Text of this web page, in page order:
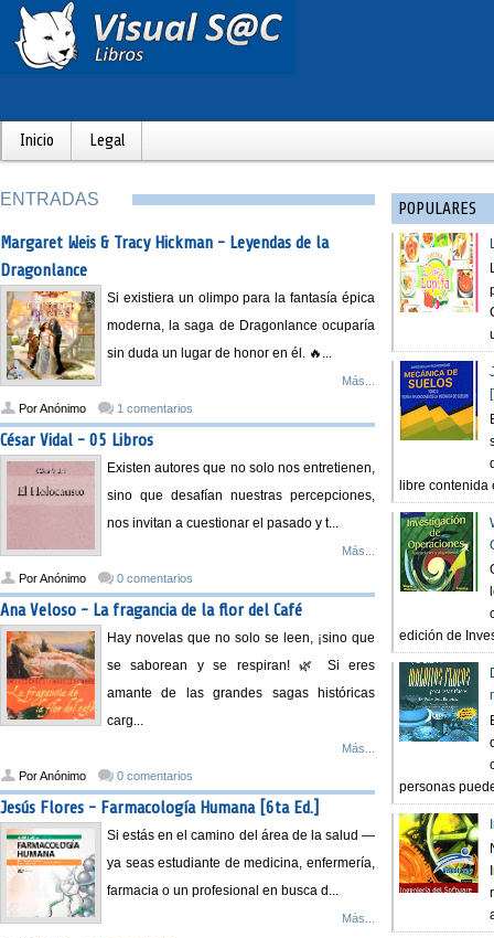
Inicio Legal
ENTRADAS
Margaret Weis & Tracy Hickman - Leyendas de la
Dragonlance
Si existiera un olimpo para la fantasía épica
moderna, la saga de Dragonlance ocuparía
sin duda un lugar de honor en él. 🔥...
Más...
PorAnónimo 1 comentarios
César Vidal - 05 Libros
Existen autores que no solo nos entretienen,
sino que desafían nuestras percepciones,
nos invitan a cuestionar el pasado y t...
Más...
PorAnónimo 0 comentarios
Ana Veloso - La fragancia de la flor del Café
Hay novelas que no solo se leen, ¡sino que
se saborean y se respiran! 🌿 Si eres
amante de las grandes sagas históricas
carg...
Más...
PorAnónimo 0 comentarios
Jesús Flores - Farmacología Humana [6ta Ed.]
Si estás en el camino del área de la salud —
ya seas estudiante de medicina, enfermería,
farmacia o un profesional en busca d...
Más...
POPULARES
libre contenida
edición de
personas